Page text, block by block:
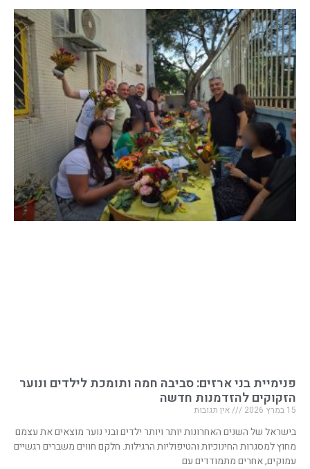
פנימיית בני ארזים: סביבה חמה ותומכת לילדים ונוער
הזקוקים להזדמנות חדשה
15 במרץ 2026 אין תגובות
בישראל של השנים האחרונות יותר ויותר ילדים ובני נוער מוצאים את עצמם
מחוץ למסגרות החינוכיות והטיפוליות הרגילות. חלקם חווים משברים רגשיים
עמוקים, אחרים מתמודדים עם